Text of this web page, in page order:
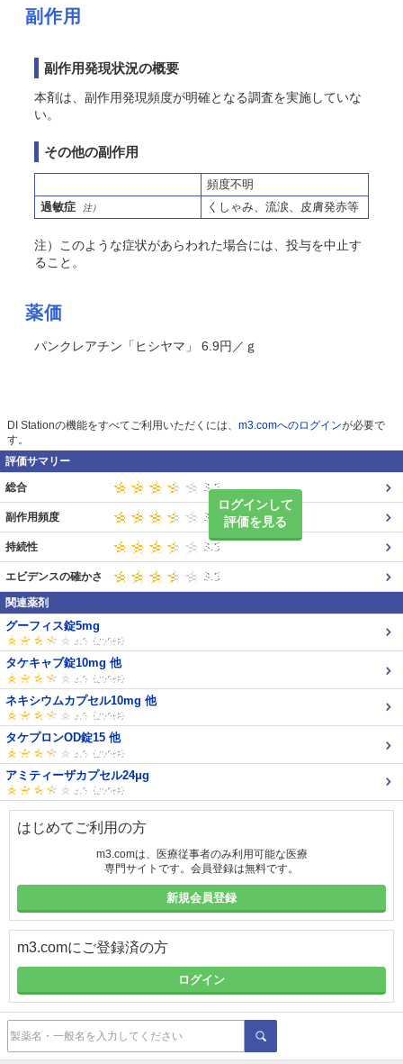
副作用
副作用発現状況の概要
本剤は、副作用発現頻度が明確となる調査を実施していな
い。
その他の副作用
頻度不明
過敏症
注） くしゃみ、流涙、皮膚発赤等
注）このような症状があらわれた場合には、投与を中止す
ること。
薬価
パンクレアチン「ヒシヤマ」 6.9円／ｇ
DI Stationの機能をすべてご利用いただくには、 m3.comへのログインが必要で
す。
評価サマリー
ログインして
評価を見る
総合
副作用頻度
持続性
エビデンスの確かさ
関連薬剤
グーフィス錠5mg
タケキャブ錠10mg 他
ネキシウムカプセル10mg 他
タケプロンOD錠15 他
アミティーザカプセル24μg
はじめてご利用の方
m3.comは、医療従事者のみ利用可能な医療
専門サイトです。会員登録は無料です。
新規会員登録
m3.comにご登録済の方
ログイン